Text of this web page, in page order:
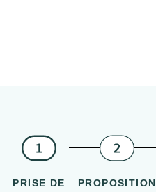
PRISE DE
PROPOSITION